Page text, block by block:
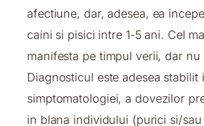
afectiune, dar, adesea, ea
caini si pisici intre 1-5 ani. Cel
manifesta pe timpul verii, dar nu
Diagnosticul este adesea stabilit
simptomatologiei, a dovezilor
in blana individului (purici si/